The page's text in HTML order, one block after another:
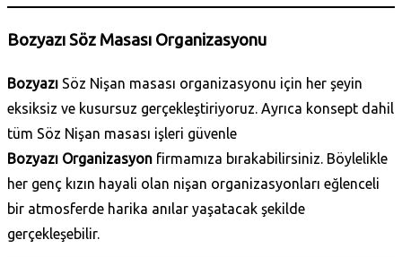
Bozyazı Söz Masası Organizasyonu
Bozyazı Söz Nişan masası organizasyonu için her şeyin
eksiksiz ve kusursuz gerçekleştiriyoruz. Ayrıca konsept dahil
tüm Söz Nişan masası işleri güvenle
Bozyazı Organizasyon firmamıza bırakabilirsiniz. Böylelikle
her genç kızın hayali olan nişan organizasyonları eğlenceli
bir atmosferde harika anılar yaşatacak şekilde
gerçekleşebilir.